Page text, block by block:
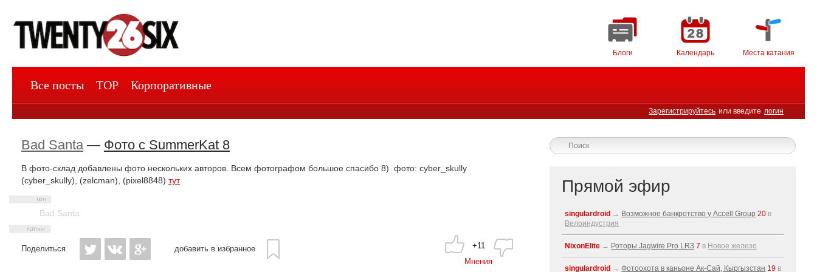
Блоги Календарь Места катания
Зарегистрируйтесь или введите логин
Все посты TOP Корпоративные
Bad Santa— Фото с SummerKat 8
В фото-склад добавлены фото нескольких авторов. Всем фотографом большое спасибо 8) фото: cyber_skully
(cyber_skully), (zelcman), (pixel8848) тут
Bad Santa
Поделиться добавить в избранное
+11
Мнения
Прямой эфир
singulardroid → Возможное банкротство у Accell Group 20 в
Велоиндустрия
NixonElite → Роторы Jagwire Pro LR3 7 в Новое железо
singulardroid →Фотоохота в каньоне Ак-Cай, Кыргызстан 19 в